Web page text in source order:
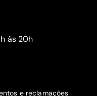
às 20h
e reclamações